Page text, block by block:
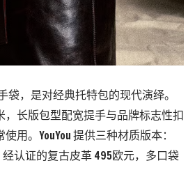
袋，是对经典托特包的现代演绎。
，长版包型配宽提手与品牌标志性扣
用。YouYou 提供三种材质版本：
认证的复古皮革 495欧元，多口袋